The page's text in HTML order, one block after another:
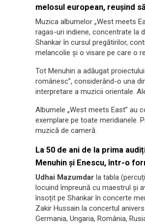
melosul european, reușind
Muzica albumelor „West meets
ragas-uri indiene, concentrate la
Shankar în cursul pregătirilor,
melancolie și o visare pe care o
Tot Menuhin a adăugat
românesc”, considerând-o una
interpretare a muzicii orientale.
Albumele „West meets East” au
exemplare pe toate meridianele.
muzică de cameră.
La 50 de ani de la prima
Menuhin și Enescu, într-o
Udhai Mazumdar la tabla
locuind împreună cu maestrul și
însoțit pe Shankar în concerte
Zakir Hussain la concertul
Germania, Ungaria, România,